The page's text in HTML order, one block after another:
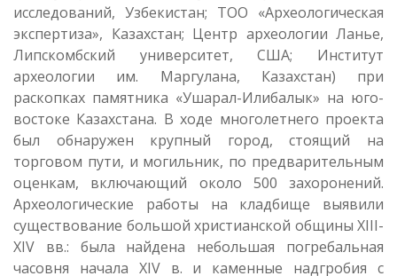
исследований, Узбекистан; ТОО «Археологическая
экспертиза», Казахстан; Центр археологии Ланье,
Липскомбский университет, США; Институт
археологии им. Маргулана, Казахстан) при
раскопках памятника «Ушарал-Илибалык» на юго-
востоке Казахстана. В ходе многолетнего проекта
был обнаружен крупный город, стоящий на
торговом пути, и могильник, по предварительным
оценкам, включающий около 500 захоронений.
Археологические работы на кладбище выявили
существование большой христианской общины XIII-
XIV вв.: была найдена небольшая погребальная
часовня начала XIV в. и каменные надгробия с